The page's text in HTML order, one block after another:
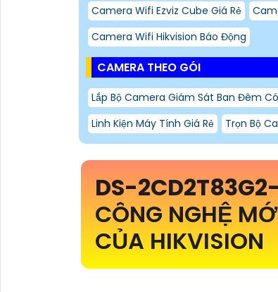
Camera Wifi Ezviz Cube Giá Rẻ
Camera Wifi Hikvision Báo Động
CAMERA THEO GÓI
Lắp Bộ Camera Giám Sát Ban Đêm
Linh Kiện Máy Tính Giá Rẻ
Trọn Bộ
DS-
CÔNG NGHỆ
CỦA HIKVISION